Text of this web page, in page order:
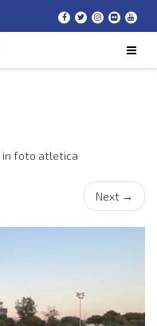
in foto atletica
Next →